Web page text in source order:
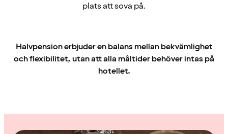
plats att sova på.
Halvpension erbjuder en balans mellan bekvämlighet
och flexibilitet, utan att alla måltider behöver intas på
hotellet.